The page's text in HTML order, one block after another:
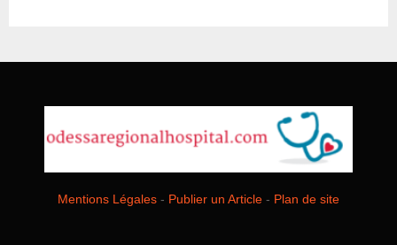
Mentions Légales - Publier un Article - Plan de site